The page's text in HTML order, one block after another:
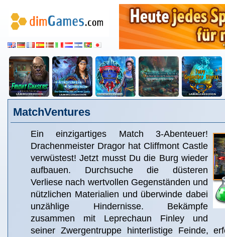
MatchVentures
Ein einzigartiges Match 3-Abenteuer!
Drachenmeister Dragor hat Cliffmont Castle
verwüstest! Jetzt musst Du die Burg wieder
aufbauen. Durchsuche die düsteren
Verliese nach wertvollen Gegenständen und
nützlichen Materialien und überwinde dabei
unzählige Hindernisse. Bekämpfe
zusammen mit Leprechaun Finley und
seiner Zwergentruppe hinterlistige Feinde,